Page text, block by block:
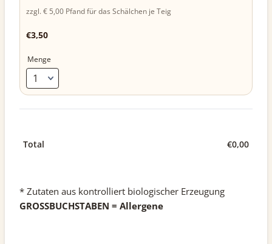
zzgl. € 5,00 Pfand für das Schälchen je Teig
€3,50
€3,50
Menge
Total €0,00
€0,00
* Zutaten aus kontrolliert biologischer Erzeugung
GROSSBUCHSTABEN = Allergene